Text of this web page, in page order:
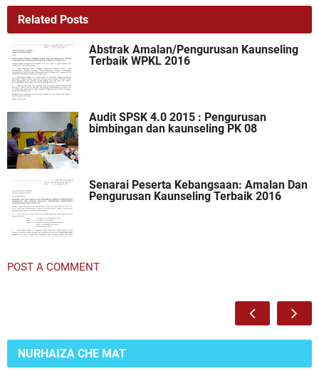
Related Posts
Abstrak Amalan/Pengurusan Kaunseling
Terbaik WPKL 2016
Audit SPSK 4.0 2015 : Pengurusan
bimbingan dan kaunseling PK 08
Senarai Peserta Kebangsaan: Amalan Dan
Pengurusan Kaunseling Terbaik 2016
POST A COMMENT
NURHAIZA CHE MAT